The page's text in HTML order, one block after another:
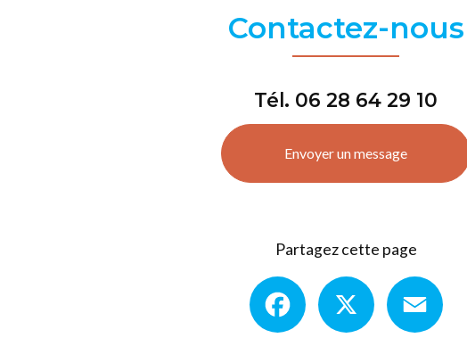
Contactez-nous
Tél. 06 28 64 29 10
Envoyer un message
Partagez cette page
Facebook